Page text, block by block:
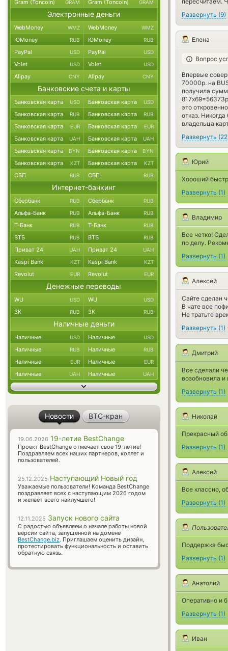
Развернуть (9)
Елена
Вопрос
Впервые
70000р. на
получила
это
отказ.
владельца
Развернуть (22
Юрий
Хороший
Развернуть (1)
Владимир
Все четко!
по делу.
Развернуть (1)
Алексей
Сайте сделан
В чате все
Не тратьте
Развернуть (1)
Дмитрий
Все сделали
возобновила
Развернуть (1)
Николай
Прекрасный
Развернуть (1)
Алексей
Все классно,
Развернуть (1)
Поддержка
Развернуть (1)
Анатолий
Оперативно и
Развернуть (1)
Иван
Gram (Toncoin) GRAM Gram (Toncoin) GRAM
Электронные деньги
WebMoney WMZ WebMoney WMZ
ЮMoney RUB ЮMoney RUB
PayPal USD PayPal USD
Volet USD Volet USD
Alipay CNY Alipay CNY
Банковские счета и карты
Банковская карта USD Банковская карта USD
Банковская карта RUB Банковская карта RUB
Банковская карта EUR Банковская карта EUR
Банковская карта UAH Банковская карта UAH
Банковская карта BYN Банковская карта BYN
Банковская карта KZT Банковская карта KZT
СБП RUB СБП RUB
Интернет-банкинг
Сбербанк RUB Сбербанк RUB
Альфа-Банк RUB Альфа-Банк RUB
Т-Банк RUB Т-Банк RUB
ВТБ RUB ВТБ RUB
Приват 24 UAH Приват 24 UAH
Kaspi Bank KZT Kaspi Bank KZT
Revolut EUR Revolut EUR
Денежные переводы
WU USD WU USD
ЗК RUB ЗК RUB
Наличные деньги
Наличные USD Наличные USD
Наличные RUB Наличные RUB
Наличные EUR Наличные EUR
Наличные UAH Наличные UAH
Новости BTC-кран
19.06.2026 19-летие BestChange
Проект BestChange отмечает свое 19-летие!
Поздравляем всех наших партнеров, коллег и
пользователей.
25.12.2025 Наступающий Новый год
Уважаемые пользователи! Команда BestChange
поздравляет всех с наступающим 2026 годом
и желает всего наилучшего!
12.11.2025 Запуск нового сайта
С радостью объявляем о начале работы новой
версии сайта, запущенной на домене
BestChange.biz. Приглашаем оценить дизайн,
протестировать функциональность и оставить
обратную связь.